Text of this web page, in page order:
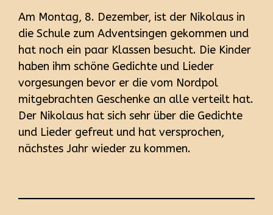
Am Montag, 8. Dezember, ist der Nikolaus in
die Schule zum Adventsingen gekommen und
hat noch ein paar Klassen besucht. Die Kinder
haben ihm schöne Gedichte und Lieder
vorgesungen bevor er die vom Nordpol
mitgebrachten Geschenke an alle verteilt hat.
Der Nikolaus hat sich sehr über die Gedichte
und Lieder gefreut und hat versprochen,
nächstes Jahr wieder zu kommen.